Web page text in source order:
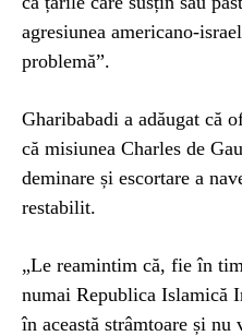
agresiunea americano-
problemă”.
Gharibabadi a adăugat că
că misiunea Charles de
deminare și escortare a
restabilit.
„Le reamintim că, fie în
numai Republica Islamică
în această strâmtoare și